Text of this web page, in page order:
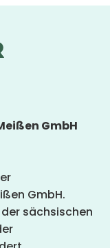
GmbH
GmbH.
sächsischen